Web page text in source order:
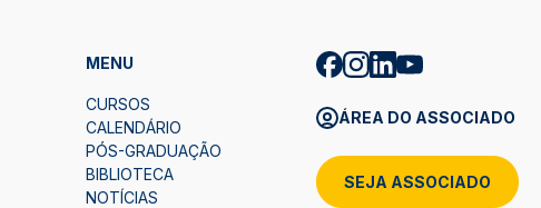
MENU
CURSOS
CALENDÁRIO
PÓS-GRADUAÇÃO
BIBLIOTECA
NOTÍCIAS
ÁREA DO ASSOCIADO
SEJA ASSOCIADO